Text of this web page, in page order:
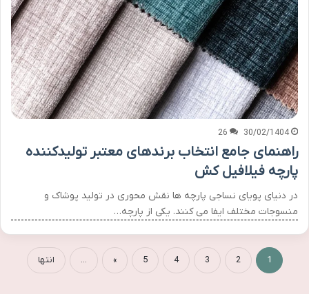
30/02/1404
26
راهنمای جامع انتخاب برندهای معتبر تولیدکننده
پارچه فیلافیل کش
در دنیای پویای نساجی پارچه ها نقش محوری در تولید پوشاک و
منسوجات مختلف ایفا می کنند. یکی از پارچه…
1
2
3
4
5
»
... انتها